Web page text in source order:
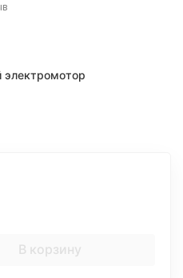
В корзину